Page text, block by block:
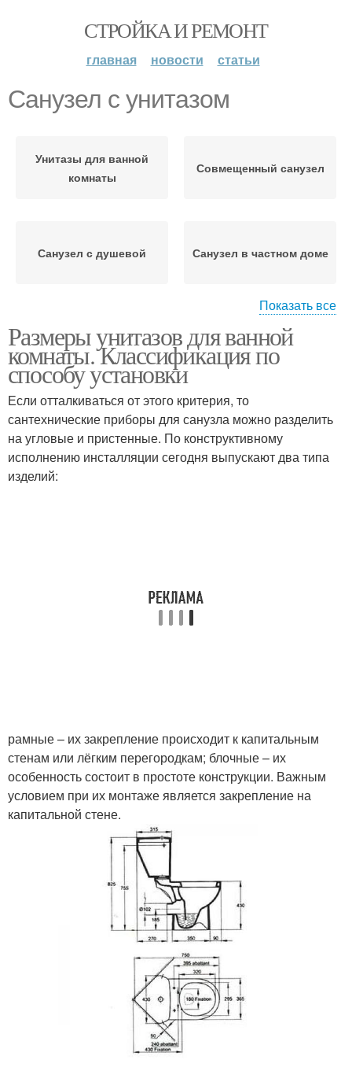
СТРОЙКА И РЕМОНТ
главная новости статьи
Санузел с унитазом
Унитазы для ванной
комнаты
Совмещенный санузел
Санузел с душевой Санузел в частном доме
общественных зданиях
Санузлы в зависимости
Санузлы в жилых
домах
Раковина над унитазом
Минимальный санузел
Показать все
Размеры унитазов для ванной
комнаты. Классификация по
способу установки
Если отталкиваться от этого критерия, то
сантехнические приборы для санузла можно разделить
на угловые и пристенные. По конструктивному
исполнению инсталляции сегодня выпускают два типа
изделий:
рамные – их закрепление происходит к капитальным
стенам или лёгким перегородкам; блочные – их
особенность состоит в простоте конструкции. Важным
условием при их монтаже является закрепление на
капитальной стене.